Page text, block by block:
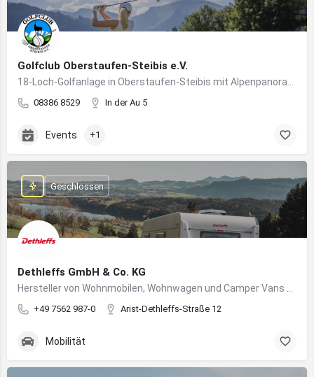
Golfclub Oberstaufen-Steibis e.V.
08386 8529 In der Au 5
Events +1
Dethleffs GmbH & Co. KG
+49 7562 987-0 Arist-Dethleffs-Straße 12
Geschlossen
Mobilität